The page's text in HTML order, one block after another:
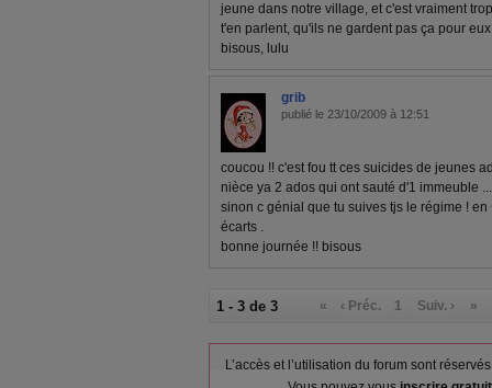
jeune dans notre village, et c'est vraiment
t'en parlent, qu'ils ne gardent pas ça pour
bisous, lulu
grib
publié le 23/10/2009 à 12:51
coucou !! c'est fou tt ces suicides de jeunes
nièce ya 2 ados qui ont sauté d'1 immeuble ...
sinon c génial que tu suives tjs le régime !
écarts .
bonne journée !! bisous
1 - 3 de 3 « ‹ Préc. 1 Suiv. › »
L’accès et l’utilisation du forum sont